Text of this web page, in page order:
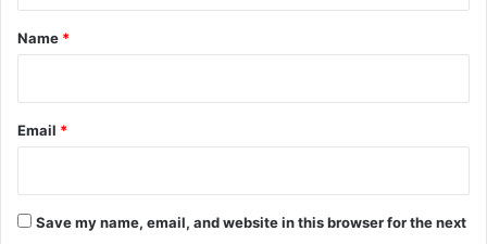
*
Name *
Email *
Save my name, email, and website in this browser for the next